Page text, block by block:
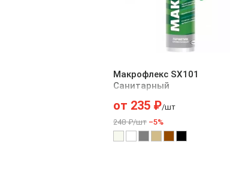
Макрофлекс SX101
Санитарный
от 235₽/шт
248 ₽/шт –5%